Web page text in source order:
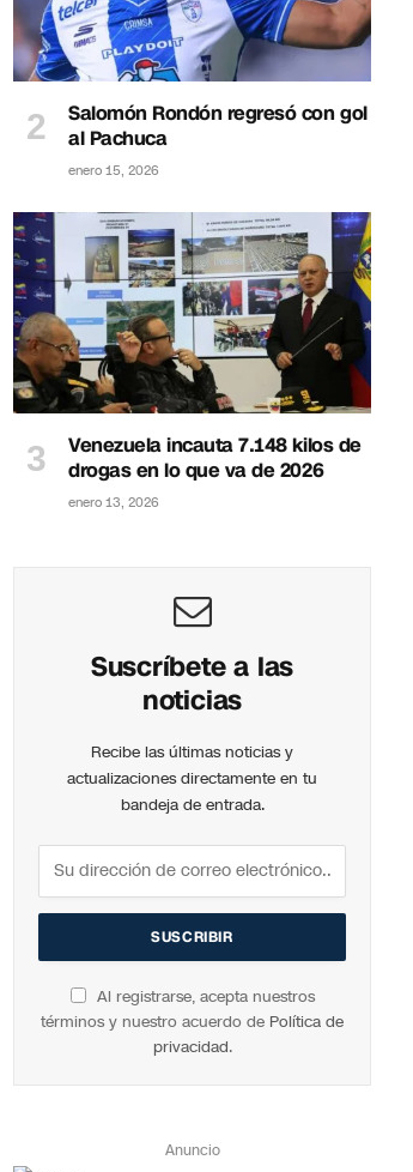
Salomón Rondón regresó con gol
al Pachuca
enero 15, 2026
Venezuela incauta 7.148 kilos de
drogas en lo que va de 2026
enero 13, 2026
Suscríbete a las
noticias
Recibe las últimas noticias y
actualizaciones directamente en tu
bandeja de entrada.
Al registrarse, acepta nuestros
términos y nuestro acuerdo de Política de
privacidad.
Anuncio